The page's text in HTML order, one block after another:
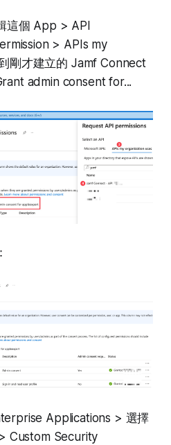
這個 App > API
> APIs my
剛才建立的 Jamf Connect
admin consent for...
Applications > 選擇
Custom Security